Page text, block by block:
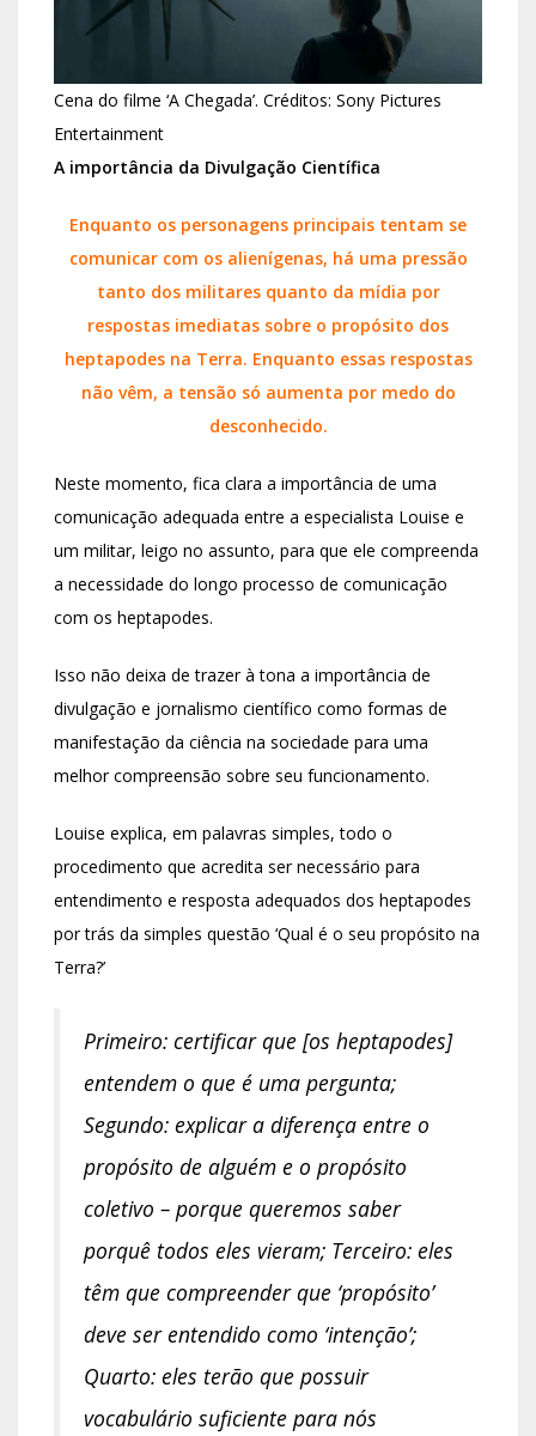
Cena do filme ‘A Chegada’. Créditos: Sony Pictures
Entertainment
A importância da Divulgação Científica
Enquanto os personagens principais tentam se
comunicar com os alienígenas, há uma pressão
tanto dos militares quanto da mídia por
respostas imediatas sobre o propósito dos
heptapodes na Terra. Enquanto essas respostas
não vêm, a tensão só aumenta por medo do
desconhecido.
Neste momento, fica clara a importância de uma
comunicação adequada entre a especialista Louise e
um militar, leigo no assunto, para que ele compreenda
a necessidade do longo processo de comunicação
com os heptapodes.
Isso não deixa de trazer à tona a importância de
divulgação e jornalismo científico como formas de
manifestação da ciência na sociedade para uma
melhor compreensão sobre seu funcionamento.
Louise explica, em palavras simples, todo o
procedimento que acredita ser necessário para
entendimento e resposta adequados dos heptapodes
por trás da simples questão ‘Qual é o seu propósito na
Terra?’
Primeiro: certificar que [os heptapodes]
entendem o que é uma pergunta;
Segundo: explicar a diferença entre o
propósito de alguém e o propósito
coletivo – porque queremos saber
porquê todos eles vieram; Terceiro: eles
têm que compreender que ‘propósito’
deve ser entendido como ‘intenção’;
Quarto: eles terão que possuir
vocabulário suficiente para nós